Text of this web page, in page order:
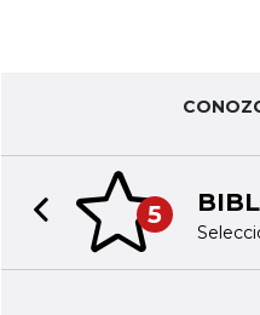
5
Previous slide